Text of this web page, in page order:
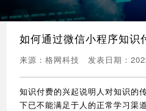
如何通过微信小程序知识
来源：格网科技 发表日期：
知识付费的兴起说明人对知识的
下已不能满足于人的正常学习渠